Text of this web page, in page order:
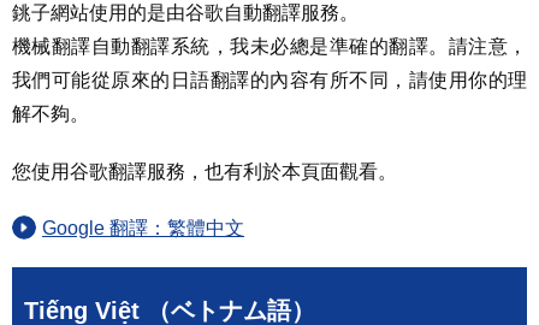
銚子網站使用的是由谷歌自動翻譯服務。
機械翻譯自動翻譯系統，我未必總是準確的翻譯。請注意，
我們可能從原來的日語翻譯的內容有所不同，請使用你的理
解不夠。
您使用谷歌翻譯服務，也有利於本頁面觀看。
Google 翻譯：繁體中文
Tiếng Việt （ベトナム語）